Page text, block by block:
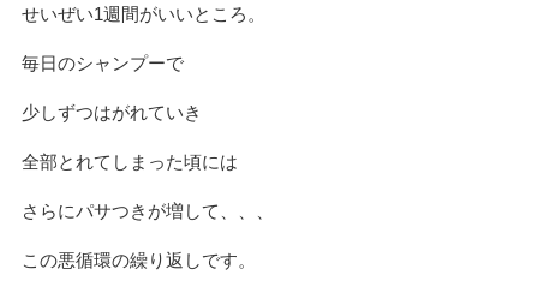
せいぜい1週間がいいところ。
毎日のシャンプーで
少しずつはがれていき
全部とれてしまった頃には
さらにパサつきが増して、、、
この悪循環の繰り返しです。